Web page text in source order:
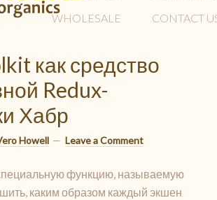
WHOLESALE
CONTACT
как средство
Redux-
Хабр
Howell Leave a Comment
функцию, называемую
каким образом каждый экшен